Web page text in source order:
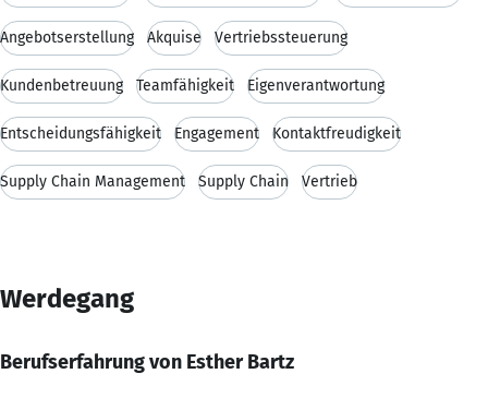
Angebotserstellung Akquise Vertriebssteuerung
Kundenbetreuung Teamfähigkeit Eigenverantwortung
Entscheidungsfähigkeit Engagement Kontaktfreudigkeit
Supply Chain Management Supply Chain Vertrieb
Werdegang
Berufserfahrung von Esther Bartz